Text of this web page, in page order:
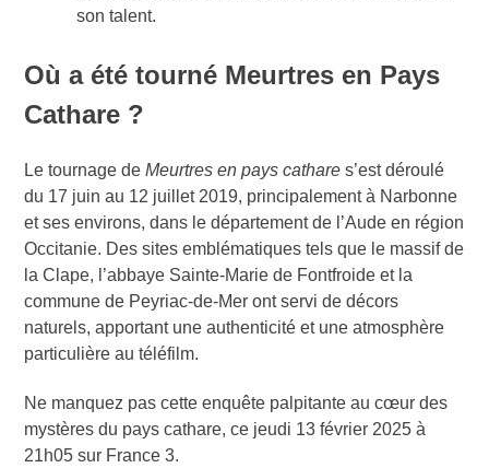
son talent.
Où a été tourné Meurtres en Pays
Cathare ?
Le tournage deMeurtres en pays cathare s’est déroulé
du 17 juin au 12 juillet 2019, principalement à Narbonne
et ses environs, dans le département de l’Aude en région
Occitanie. Des sites emblématiques tels que le massif de
la Clape, l’abbaye Sainte-Marie de Fontfroide et la
commune de Peyriac-de-Mer ont servi de décors
naturels, apportant une authenticité et une atmosphère
particulière au téléfilm.
Ne manquez pas cette enquête palpitante au cœur des
mystères du pays cathare, ce jeudi 13 février 2025 à
21h05 sur France 3.